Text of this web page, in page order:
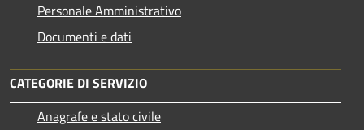
Personale Amministrativo
Documenti e dati
CATEGORIE DI SERVIZIO
Anagrafe e stato civile